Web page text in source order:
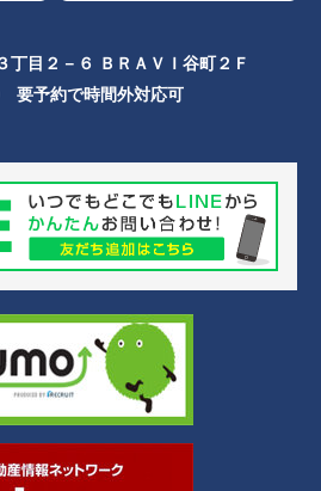
丁目２－６ ＢＲＡＶＩ谷町２Ｆ
要予約で時間外対応可